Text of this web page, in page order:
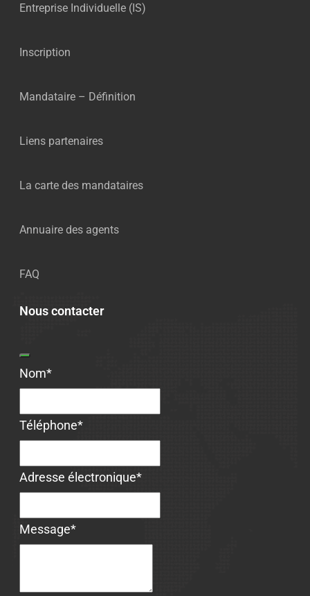
Entreprise Individuelle (IS)
Inscription
Mandataire – Définition
Liens partenaires
La carte des mandataires
Annuaire des agents
FAQ
Nous contacter
Nom*
Téléphone*
Adresse électronique*
Message*